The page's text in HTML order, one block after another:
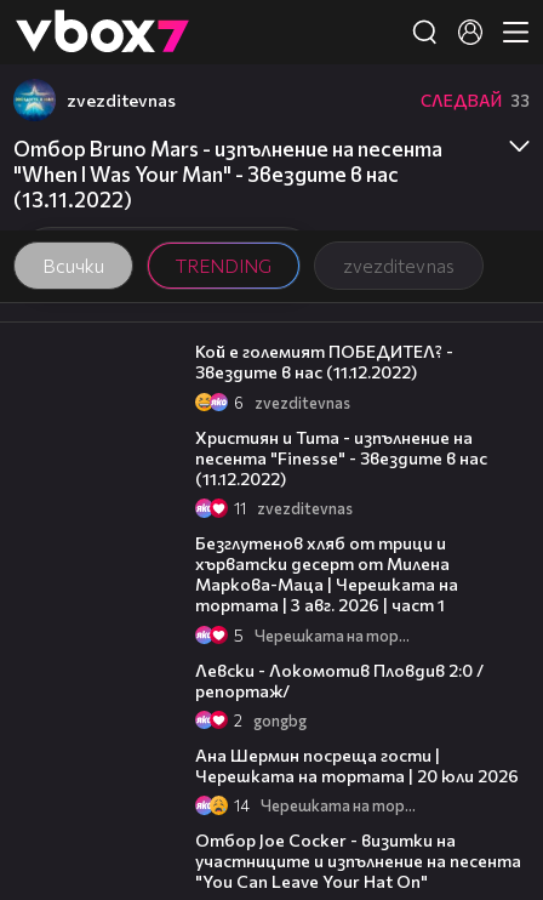
👾
Всички TRENDING zvezditevnas
zvezditevnas СЛЕДВАЙ 33
Отбор Bruno Mars - изпълнение на песента
"When I Was Your Man" - Звездите в нас
(13.11.2022)
10:18
Кой е големият ПОБЕДИТЕЛ? -
Звездите в нас (11.12.2022)
6 zvezditevnas
Християн и Тита - изпълнение на
песента "Finesse" - Звездите в нас
(11.12.2022)
11 zvezditevnas
Безглутенов хляб от трици и
хърватски десерт от Милена
Маркова-Маца | Черешката на
тортата | 3 авг. 2026 | част 1
5 Черешката на тортата
Левски - Локомотив Пловдив 2:0 /
репортаж/
2 gongbg
Ана Шермин посреща гости |
Черешката на тортата | 20 юли 2026
14 Черешката на тортата
Отбор Joe Cocker - визитки на
участниците и изпълнение на песента
"You Can Leave Your Hat On"